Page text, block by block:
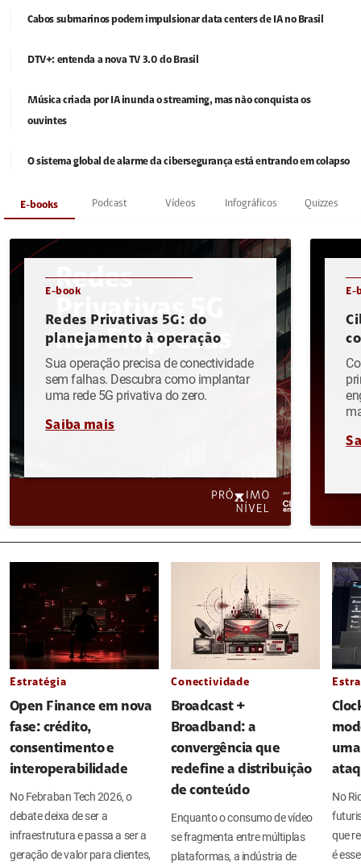
Cabos submarinos podem impulsionar data centers de IA no Brasil
DTV+: entenda a nova TV 3.0 do Brasil
Música criada por IA inunda o streaming, mas não conquista os
ouvintes
O sistema global de alarme da cibersegurança está entrando em colapso
E-books Podcast Vídeos Infográficos Quizzes
E-book
Redes Privativas 5G: do
planejamento à operação
Sua operação precisa de conectividade
sem falhas. Descubra como implantar
uma rede 5G privativa do zero.
Saiba mais
E-
Estratégia
Open Finance em nova
fase: crédito,
consentimento e
interoperabilidade
No Febraban Tech 2026, o
debate deixa de ser a
infraestrutura e passa a ser a
geração de valor para clientes,
Conectividade
Broadcast +
Broadband: a
convergência que
redefine a distribuição
de conteúdo
Enquanto o consumo de vídeo
se fragmenta entre múltiplas
plataformas, a indústria de
No
que
é